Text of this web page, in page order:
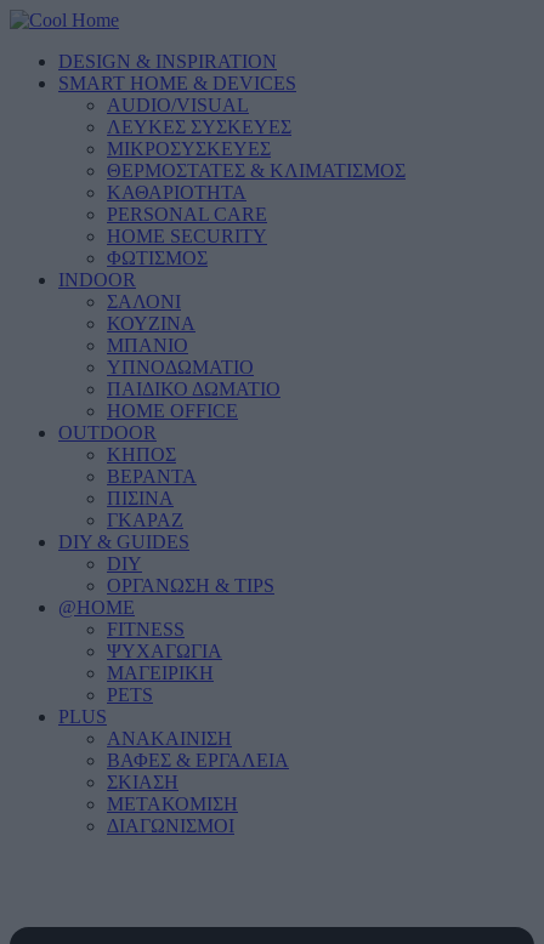
DESIGN & INSPIRATION
SMART HOME & DEVICES
AUDIO/VISUAL
ΛΕΥΚΕΣ ΣΥΣΚΕΥΕΣ
ΜΙΚΡΟΣΥΣΚΕΥΕΣ
ΘΕΡΜΟΣΤΑΤΕΣ & ΚΛΙΜΑΤΙΣΜΟΣ
ΚΑΘΑΡΙΟΤΗΤΑ
PERSONAL CARE
HOME SECURITY
ΦΩΤΙΣΜΟΣ
INDOOR
ΣΑΛΟΝΙ
ΚΟΥΖΙΝΑ
ΜΠΑΝΙΟ
ΥΠΝΟΔΩΜΑΤΙΟ
ΠΑΙΔΙΚΟ ΔΩΜΑΤΙΟ
HOME OFFICE
OUTDOOR
ΚΗΠΟΣ
ΒΕΡΑΝΤΑ
ΠΙΣΙΝΑ
ΓΚΑΡΑΖ
DIY & GUIDES
DIY
ΟΡΓΑΝΩΣΗ & TIPS
@HOME
FITNESS
ΨΥΧΑΓΩΓΙΑ
ΜΑΓΕΙΡΙΚΗ
PETS
PLUS
ΑΝΑΚΑΙΝΙΣΗ
ΒΑΦΕΣ & ΕΡΓΑΛΕΙΑ
ΣΚΙΑΣΗ
ΜΕΤΑΚΟΜΙΣΗ
ΔΙΑΓΩΝΙΣΜΟΙ